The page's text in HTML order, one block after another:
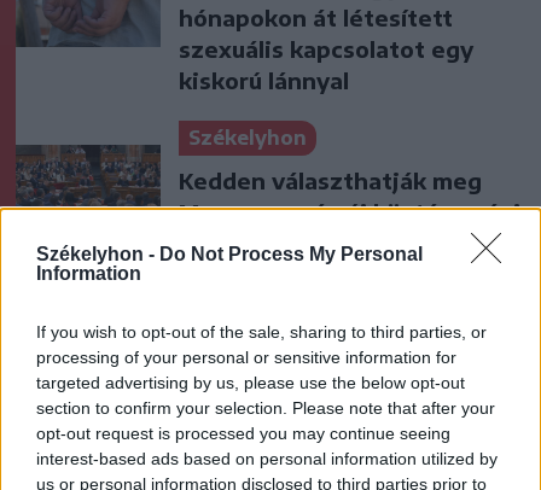
Székelyhon - Do Not Process My Personal
Information
If you wish to opt-out of the sale, sharing to third parties, or
processing of your personal or sensitive information for
targeted advertising by us, please use the below opt-out
section to confirm your selection. Please note that after your
opt-out request is processed you may continue seeing
interest-based ads based on personal information utilized by
us or personal information disclosed to third parties prior to
hónapokon át létesített
szexuális kapcsolatot egy
kiskorú lánnyal
Székelyhon
Kedden választhatják meg
Magyarország új köztársasági
elnökét
Visszavonul a Brassóban és
Csíkszeredában is védő kapus
Krónika